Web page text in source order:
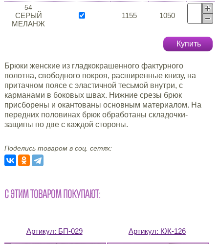
54
СЕРЫЙ
МЕЛАНЖ
1155 1050
Купить
Брюки женские из гладкокрашенного фактурного
полотна, свободного покроя, расширенные книзу, на
притачном поясе с эластичной тесьмой внутри, с
карманами в боковых швах. Нижние срезы брюк
присборены и окантованы основным материалом. На
передних половинах брюк обработаны складочки-
защипы по две с каждой стороны.
Поделись товаром в соц. сетях:
С ЭТИМ ТОВАРОМ ПОКУПАЮТ:
Артикул: БП-029 Артикул: КЖ-126